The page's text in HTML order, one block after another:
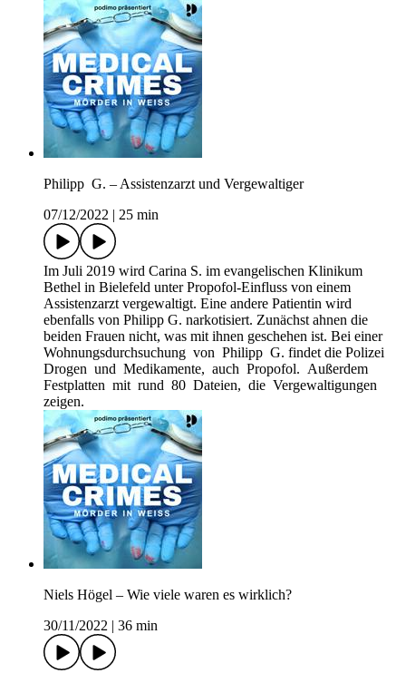
Philipp G. – Assistenzarzt und Vergewaltiger
07/12/2022
25 min
Im Juli 2019 wird Carina S. im evangelischen Klinikum
Bethel in Bielefeld unter Propofol-Einfluss von einem
Assistenzarzt vergewaltigt. Eine andere Patientin wird
ebenfalls von Philipp G. narkotisiert. Zunächst ahnen die
beiden Frauen nicht, was mit ihnen geschehen ist. Bei einer
Wohnungsdurchsuchung von Philipp G. findet die Polizei
Drogen und Medikamente, auch Propofol. Außerdem
Festplatten mit rund 80 Dateien, die Vergewaltigungen
zeigen.
Niels Högel – Wie viele waren es wirklich?
30/11/2022
36 min